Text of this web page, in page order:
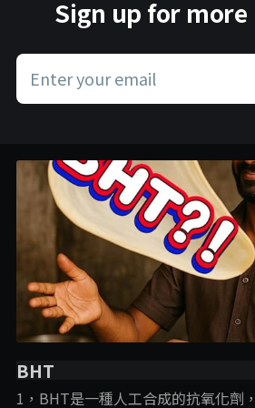
Sign up for
Enter your email
BHT
1，BHT是一種人工合成的抗氧化劑